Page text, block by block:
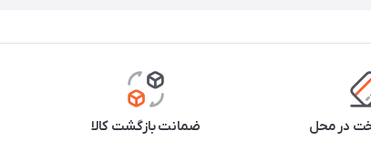
در محل ضمانت بازگشت کالا